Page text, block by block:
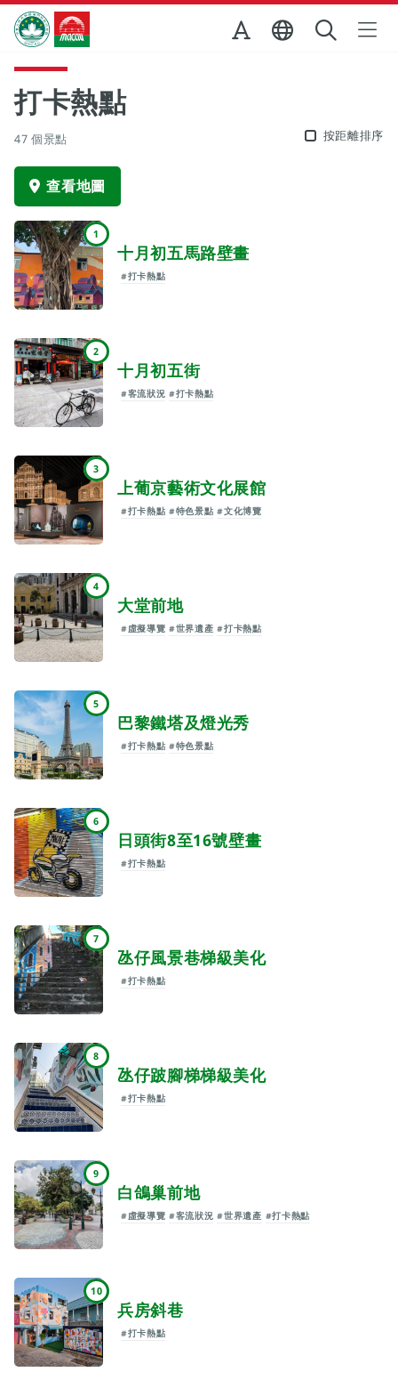
跳至主内容
澳門特別行政區政府旅遊局
打卡熱點
47 個景點 按距離排序
查看地圖
1
十月初五馬路壁畫
#打卡熱點
2
十月初五街
#客流狀況 #打卡熱點
3
上葡京藝術文化展館
#打卡熱點 #特色景點 #文化博覽
4
大堂前地
#虛擬導覽 #世界遺產 #打卡熱點
5
巴黎鐵塔及燈光秀
#打卡熱點 #特色景點
6
日頭街8至16號壁畫
#打卡熱點
7
氹仔風景巷梯級美化
#打卡熱點
8
氹仔跛腳梯梯級美化
#打卡熱點
9
白鴿巢前地
#虛擬導覽 #客流狀況 #世界遺產 #打卡熱點
10
兵房斜巷
#打卡熱點